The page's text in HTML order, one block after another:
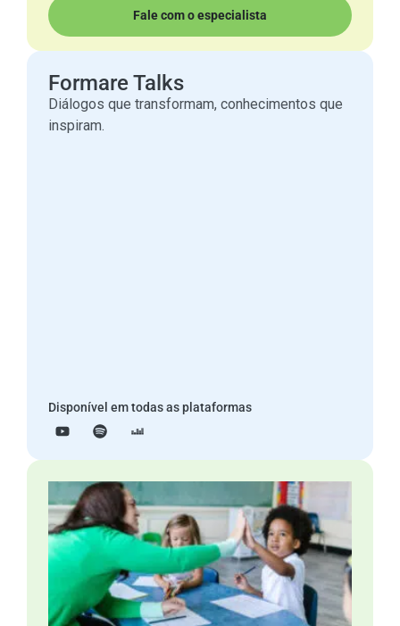
Fale com o especialista
Formare Talks
Diálogos que transformam, conhecimentos que
inspiram.
Disponível em todas as plataformas